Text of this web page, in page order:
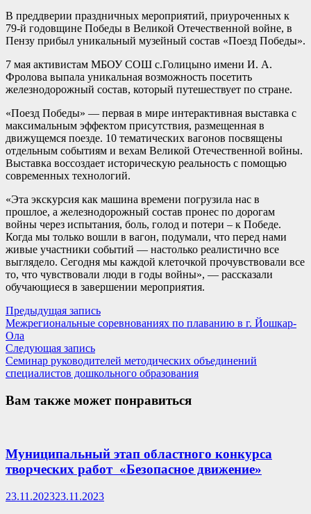
В преддверии праздничных мероприятий, приуроченных к
79-й годовщине Победы в Великой Отечественной войне, в
Пензу прибыл уникальный музейный состав «Поезд Победы».
7 мая активистам МБОУ СОШ с.Голицыно имени И. А.
Фролова выпала уникальная возможность посетить
железнодорожный состав, который путешествует по стране.
«Поезд Победы» — первая в мире интерактивная выставка с
максимальным эффектом присутствия, размещенная в
движущемся поезде. 10 тематических вагонов посвящены
отдельным событиям и вехам Великой Отечественной войны.
Выставка воссоздает историческую реальность с помощью
современных технологий.
«Эта экскурсия как машина времени погрузила нас в
прошлое, а железнодорожный состав пронес по дорогам
войны через испытания, боль, голод и потери – к Победе.
Когда мы только вошли в вагон, подумали, что перед нами
живые участники событий — настолько реалистично все
выглядело. Сегодня мы каждой клеточкой прочувствовали все
то, что чувствовали люди в годы войны», — рассказали
обучающиеся в завершении мероприятия.
Навигация
по
записям
Предыдущая записьПредыдущая
запись:
Межрегиональные соревнованиях по плаванию в г. Йошкар-
Ола
Следующая записьСледующая
запись:
Семинар руководителей методических объединений
специалистов дошкольного образования
Вам также может понравиться
Муниципальный этап областного конкурса
творческих работ «Безопасное движение»
23.11.202323.11.2023